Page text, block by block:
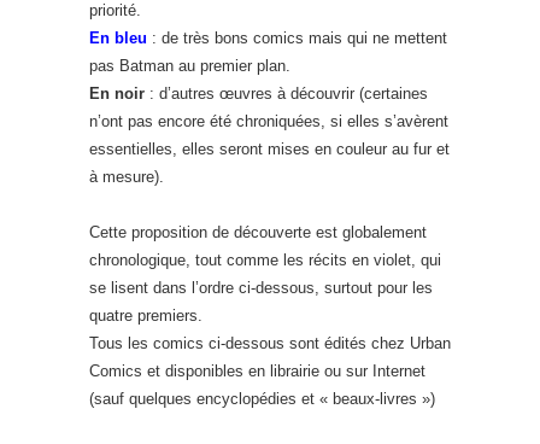
priorité.
En bleu : de très bons comics mais qui ne mettent
pas Batman au premier plan.
En noir : d’autres œuvres à découvrir (certaines
n’ont pas encore été chroniquées, si elles s’avèrent
essentielles, elles seront mises en couleur au fur et
à mesure).
Cette proposition de découverte est globalement
chronologique, tout comme les récits en violet, qui
se lisent dans l’ordre ci-dessous, surtout pour les
quatre premiers.
Tous les comics ci-dessous sont édités chez Urban
Comics et disponibles en librairie ou sur Internet
(sauf quelques encyclopédies et « beaux-livres »)